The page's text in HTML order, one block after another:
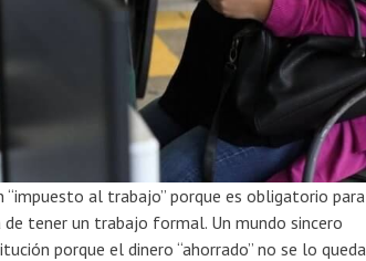
al trabajo” porque es obligatorio para
tener un trabajo formal. Un mundo sincero
porque el dinero “ahorrado” no se lo queda